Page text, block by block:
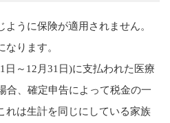
うに保険が適用されません。
ります。
日～12月31日)に支払われた医療
合、確定申告によって税金の一
れは生計を同じにしている家族